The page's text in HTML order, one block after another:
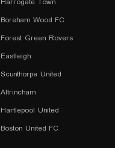
Boreham Wood FC
Forest Green Rovers
Eastleigh
Scunthorpe United
Altrincham
Hartlepool United
Boston United FC